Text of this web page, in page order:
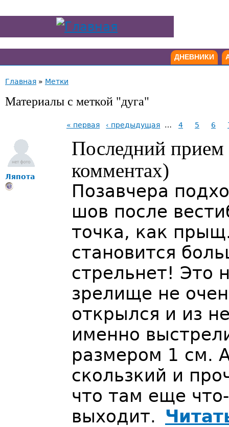
ДНЕВНИКИ
Главная » Метки
Материалы с меткой "дуга"
« первая ‹ предыдущая … 4 5 6
Ляпота
Последний прием
комментах)
Позавчера
шов после
точка, как
становится
стрельнет! Это
зрелище не
открылся и из
именно
размером 1 см.
скользкий и
что там еще
выходит.